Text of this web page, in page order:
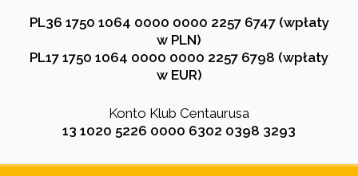
PL36 1750 1064 0000 0000 2257 6747 (wpłaty
w PLN)
PL17 1750 1064 0000 0000 2257 6798 (wpłaty
w EUR)
Konto Klub Centaurusa
13 1020 5226 0000 6302 0398 3293